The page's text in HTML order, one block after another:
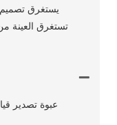
عبوة تصدير